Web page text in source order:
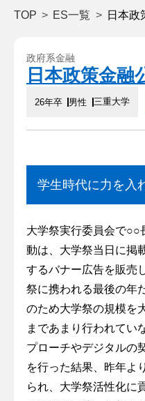
TOP ES一覧 日本政
政府系金融
日本政策金融
26年卒 男性 三重大学
学生時代に力を入
大学祭実行委員会で○○
動は、大学祭当日に掲
するバナー広告を販売
祭に携われる最後の年
のため大学祭の規模を
まであまり行われてい
プローチやデジタルの
を行った結果、昨年よ
られ、大学祭活性化に